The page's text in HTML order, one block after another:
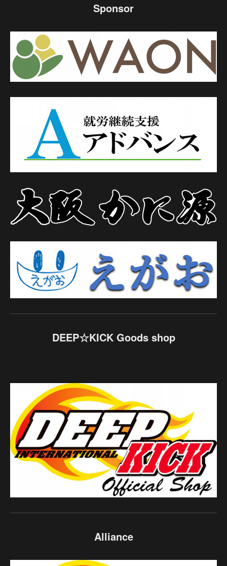
Sponsor
DEEP☆KICK Goods shop
Alliance